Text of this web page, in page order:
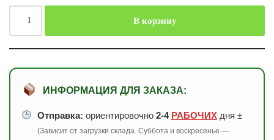
В корзину
ИНФОРМАЦИЯ ДЛЯ ЗАКАЗА:
Отправка: ориентировочно 2-4 РАБОЧИХдня ±
(Зависит от загрузки склада. Суббота и воскресенье —